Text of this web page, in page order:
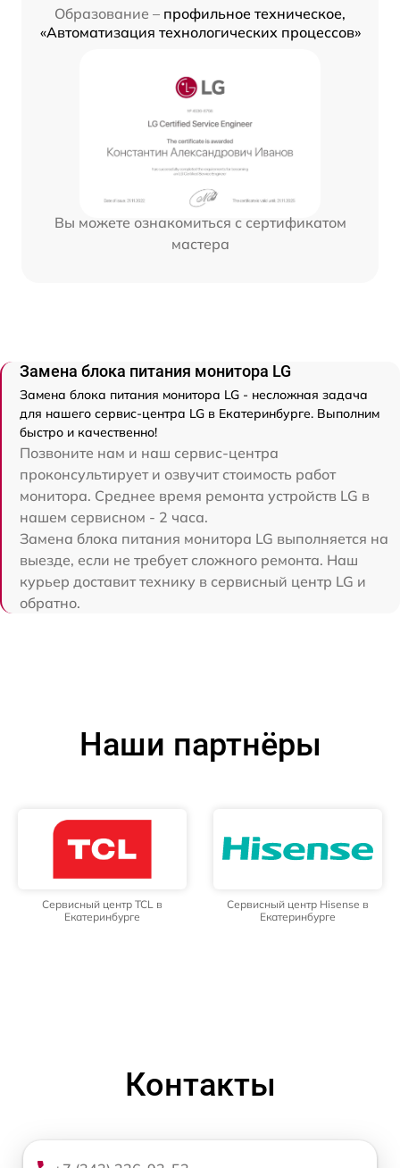
Образование – профильное техническое,
«Автоматизация технологических процессов»
Вы можете ознакомиться с сертификатом
мастера
Замена блока питания монитора LG
Замена блока питания монитора LG - несложная задача
для нашего сервис-центра LG в Екатеринбурге. Выполним
быстро и качественно!
Позвоните нам и наш сервис-центра
проконсультирует и озвучит стоимость работ
монитора. Среднее время ремонта устройств LG в
нашем сервисном - 2 часа.
Замена блока питания монитора LG выполняется на
выезде, если не требует сложного ремонта. Наш
курьер доставит технику в сервисный центр LG и
обратно.
Наши партнёры
Сервисный центр TCL в
Екатеринбурге
Сервисный центр Hisense в
Екатеринбурге
Контакты